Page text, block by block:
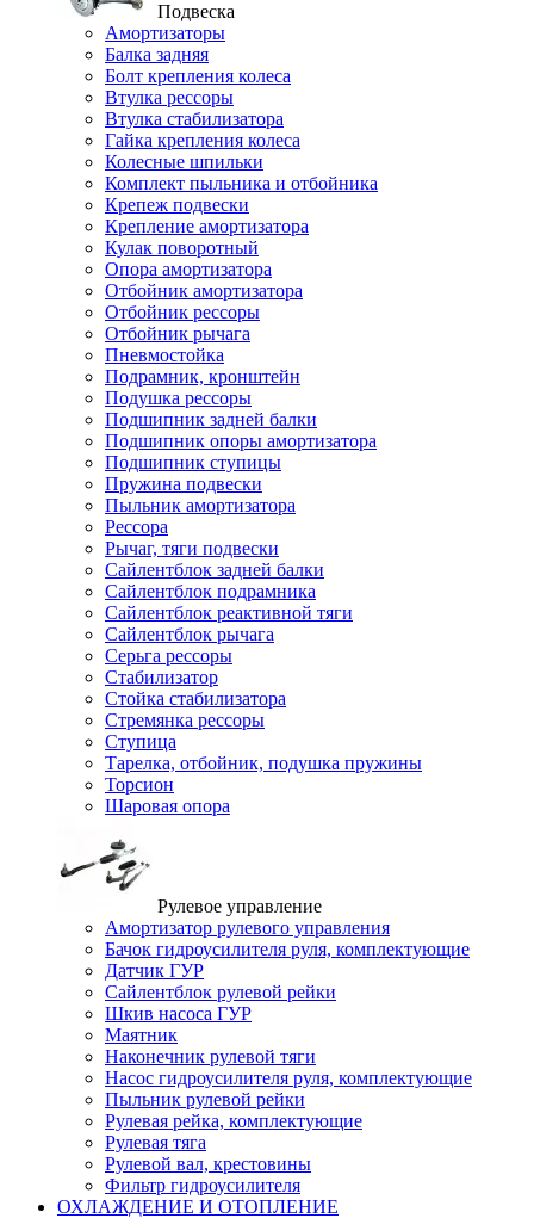
Подвеска
Амортизаторы
Балка задняя
Болт крепления колеса
Втулка рессоры
Втулка стабилизатора
Гайка крепления колеса
Колесные шпильки
Комплект пыльника и отбойника
Крепеж подвески
Крепление амортизатора
Кулак поворотный
Опора амортизатора
Отбойник амортизатора
Отбойник рессоры
Отбойник рычага
Пневмостойка
Подрамник, кронштейн
Подушка рессоры
Подшипник задней балки
Подшипник опоры амортизатора
Подшипник ступицы
Пружина подвески
Пыльник амортизатора
Рессора
Рычаг, тяги подвески
Сайлентблок задней балки
Сайлентблок подрамника
Сайлентблок реактивной тяги
Сайлентблок рычага
Серьга рессоры
Стабилизатор
Стойка стабилизатора
Стремянка рессоры
Ступица
Тарелка, отбойник, подушка пружины
Торсион
Шаровая опора
Рулевое управление
Амортизатор рулевого управления
Бачок гидроусилителя руля, комплектующие
Датчик ГУР
Сайлентблок рулевой рейки
Шкив насоса ГУР
Маятник
Наконечник рулевой тяги
Насос гидроусилителя руля, комплектующие
Пыльник рулевой рейки
Рулевая рейка, комплектующие
Рулевая тяга
Рулевой вал, крестовины
Фильтр гидроусилителя
ОХЛАЖДЕНИЕ И ОТОПЛЕНИЕ